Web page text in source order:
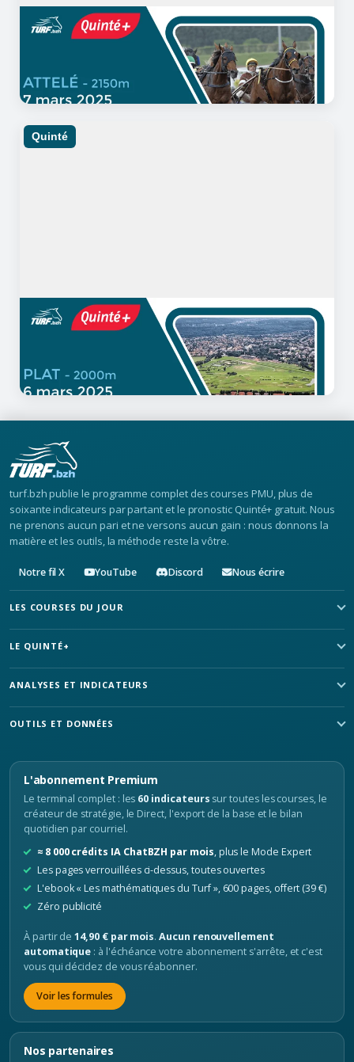
07/03/2025 12 minutes de lecture
Quinté Saint-Cloud : Analyse et
Pronostic du 7 mars 2025
Quinté
06/03/2025 10 minutes de lecture
Quinté Saint-Cloud : Analyse et
Pronostic du 6 mars 2025
turf.bzh publie le programme complet des courses PMU, plus de
soixante indicateurs par partant et le pronostic Quinté+ gratuit. Nous
ne prenons aucun pari et ne versons aucun gain : nous donnons la
matière et les outils, la méthode reste la vôtre.
Notre fil X YouTube Discord Nous écrire
LES COURSES DU JOUR
LE QUINTÉ+
ANALYSES ET INDICATEURS
OUTILS ET DONNÉES
L'abonnement Premium
Le terminal complet : les 60 indicateurs sur toutes les courses, le
créateur de stratégie, le Direct, l'export de la base et le bilan
quotidien par courriel.
≈ 8 000 crédits IA ChatBZH par mois, plus le Mode Expert
Les pages verrouillées ci-dessus, toutes ouvertes
L'ebook « Les mathématiques du Turf », 600 pages, offert (39 €)
Zéro publicité
À partir de14,90 € par mois.Aucun renouvellement
automatique : à l'échéance votre abonnement s'arrête, et c'est
vous qui décidez de vous réabonner.
Voir les formules
Nos partenaires